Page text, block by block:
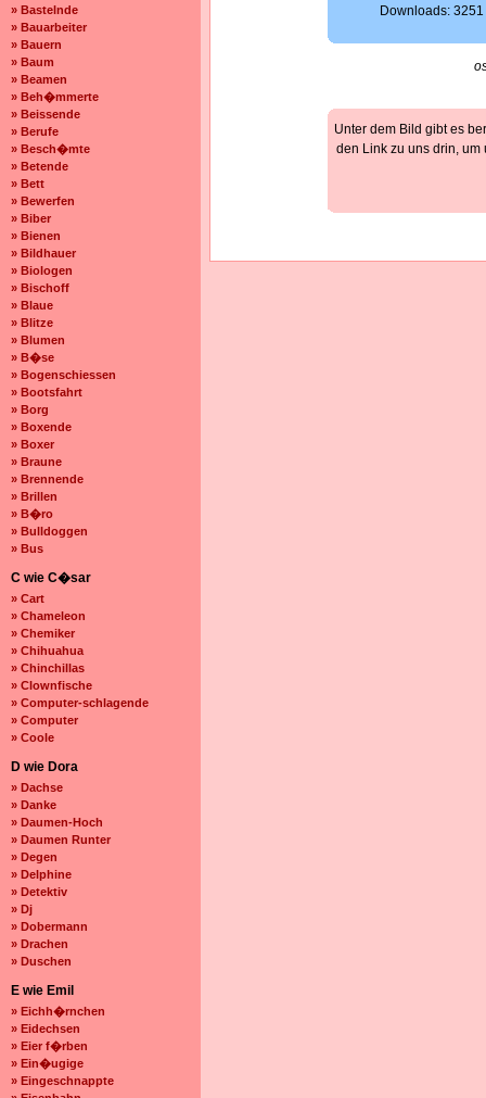
» Bastelnde
» Bauarbeiter
» Bauern
» Baum
» Beamen
» Beh�mmerte
» Beissende
» Berufe
» Besch�mte
» Betende
» Bett
» Bewerfen
» Biber
» Bienen
» Bildhauer
» Biologen
» Bischoff
» Blaue
» Blitze
» Blumen
» B�se
» Bogenschiessen
» Bootsfahrt
» Borg
» Boxende
» Boxer
» Braune
» Brennende
» Brillen
» B�ro
» Bulldoggen
» Bus
C wie C�sar
» Cart
» Chameleon
» Chemiker
» Chihuahua
» Chinchillas
» Clownfische
» Computer-schlagende
» Computer
» Coole
D wie Dora
» Dachse
» Danke
» Daumen-Hoch
» Daumen Runter
» Degen
» Delphine
» Detektiv
» Dj
» Dobermann
» Drachen
» Duschen
E wie Emil
» Eichh�rnchen
» Eidechsen
» Eier f�rben
» Ein�ugige
» Eingeschnappte
Downloads: 3251
Unter dem Bild gibt es
den Link zu uns drin,